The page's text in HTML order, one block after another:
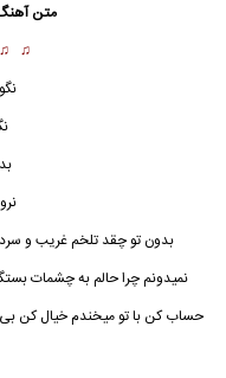
متن
♫ ♫
بدون تو چقد تلخم غریب و سرد و
نمیدونم چرا حالم به چشمات
حساب کن با تو میخندم خیال کن بی